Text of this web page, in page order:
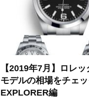
【2019年7月】ロレ
モデルの相場をチェッ
EXPLORER編